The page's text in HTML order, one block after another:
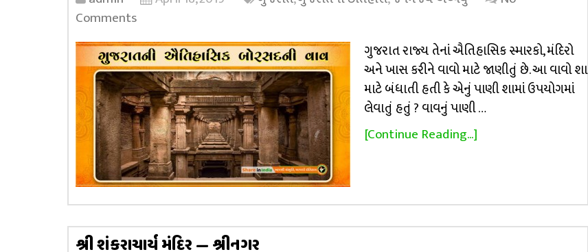
Comments
ગુજરાત રાજ્ય તેનાં ઐતિહાસિક સ્મારકો, મંદિરો
અને ખાસ કરીને વાવો માટે જાણીતું છે. આ વાવો શા
માટે બંધાતી હતી કે એનું પાણી શામાં ઉપયોગમાં
લેવાતું હતું ? વાવનું પાણી …
[Continue Reading...]
શ્રી શંકરાચાર્ય મંદિર — શ્રીનગર